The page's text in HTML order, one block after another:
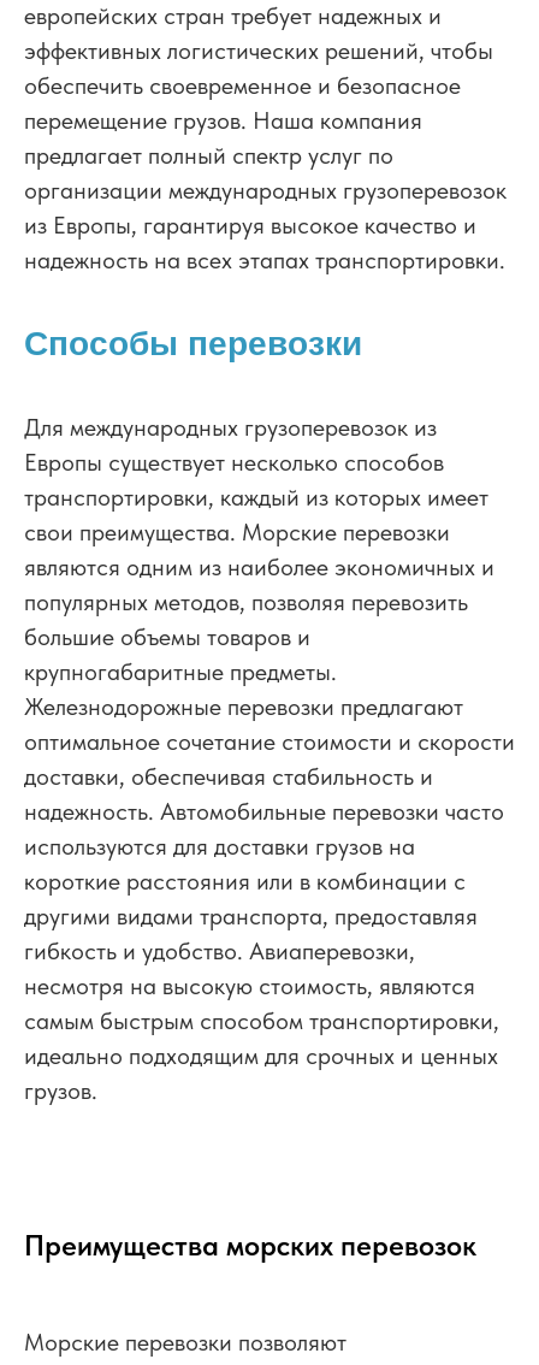
европейских стран требует надежных и
эффективных логистических решений, чтобы
обеспечить своевременное и безопасное
перемещение грузов. Наша компания
предлагает полный спектр услуг по
организации международных грузоперевозок
из Европы, гарантируя высокое качество и
надежность на всех этапах транспортировки.
Способы перевозки
Для международных грузоперевозок из
Европы существует несколько способов
транспортировки, каждый из которых имеет
свои преимущества. Морские перевозки
являются одним из наиболее экономичных и
популярных методов, позволяя перевозить
большие объемы товаров и
крупногабаритные предметы.
Железнодорожные перевозки предлагают
оптимальное сочетание стоимости и скорости
доставки, обеспечивая стабильность и
надежность. Автомобильные перевозки часто
используются для доставки грузов на
короткие расстояния или в комбинации с
другими видами транспорта, предоставляя
гибкость и удобство. Авиаперевозки,
несмотря на высокую стоимость, являются
самым быстрым способом транспортировки,
идеально подходящим для срочных и ценных
грузов.
Преимущества морских перевозок
Морские перевозки позволяют